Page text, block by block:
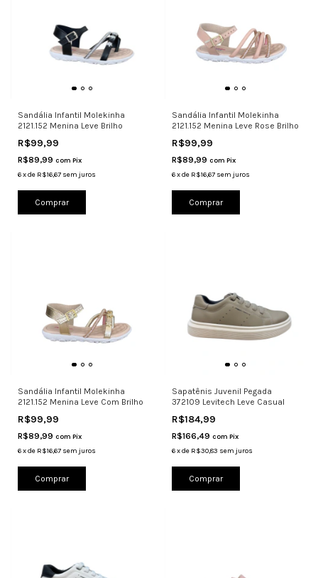
Sandália Infantil Molekinha
2121.152 Menina Leve Brilho
R$99,99
R$89,99 com Pix
6xde R$16,67 sem juros
Comprar
Sandália Infantil Molekinha
2121.152 Menina Leve Rose Brilho
R$99,99
R$89,99 com Pix
6 xde R$16,67 sem juros
Comprar
Sandália Infantil Molekinha
2121.152 Menina Leve Com Brilho
R$99,99
R$89,99 com Pix
6xde R$16,67 sem juros
Comprar
Sapatênis Juvenil Pegada
372109 Levitech Leve Casual
R$184,99
R$166,49 com Pix
6 xde R$30,83 sem juros
Comprar